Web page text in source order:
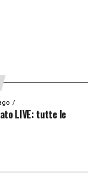
LIVE: tutte le